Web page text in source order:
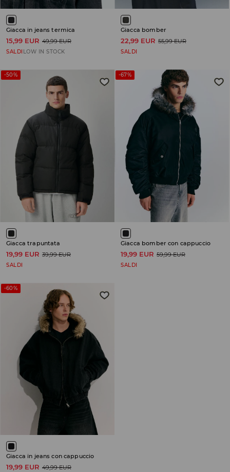
Giacca in jeans termica
15,99 EUR 49,99 EUR
SALDI LOW IN STOCK
Giacca bomber
22,99 EUR 55,99 EUR
SALDI
-50%
Giacca trapuntata
19,99 EUR 39,99 EUR
SALDI
-67%
Giacca bomber con cappuccio
19,99 EUR 59,99 EUR
SALDI
-60%
Giacca in jeans con cappuccio
19,99 EUR 49,99 EUR